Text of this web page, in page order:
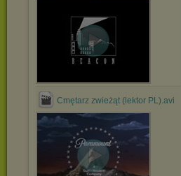
Cmętarz zwieżąt (lektor PL).avi